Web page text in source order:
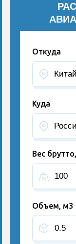
Откуда
Куда
Вес
Объем, м3